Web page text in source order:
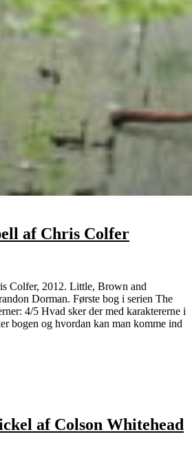
af Chris Colfer
Colfer, 2012. Little, Brown and
Dorman. Første bog i serien The
4/5 Hvad sker der med karaktererne i
bogen og hvordan kan man komme ind
af Colson Whitehead